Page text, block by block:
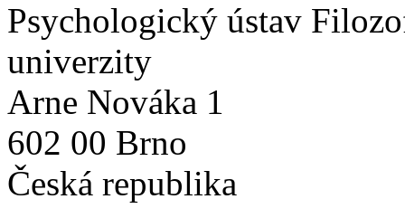
Psychologický ústav
univerzity
Arne Nováka 1
602 00 Brno
Česká republika